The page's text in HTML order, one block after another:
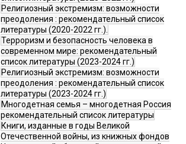
Религиозный экстремизм: возможности
преодоления : рекомендательный список
литературы (2020-2022 гг.).
Терроризм и безопасность человека в
современном мире: рекомендательный
список литературы (2023-2024 гг.)
Религиозный экстремизм: возможности
преодоления : рекомендательный список
литературы (2023-2024 гг.)
Многодетная семья – многодетная Россия
рекомендательный список литературы
Книги, изданные в годы Великой
Отечественной войны, из книжных фондов